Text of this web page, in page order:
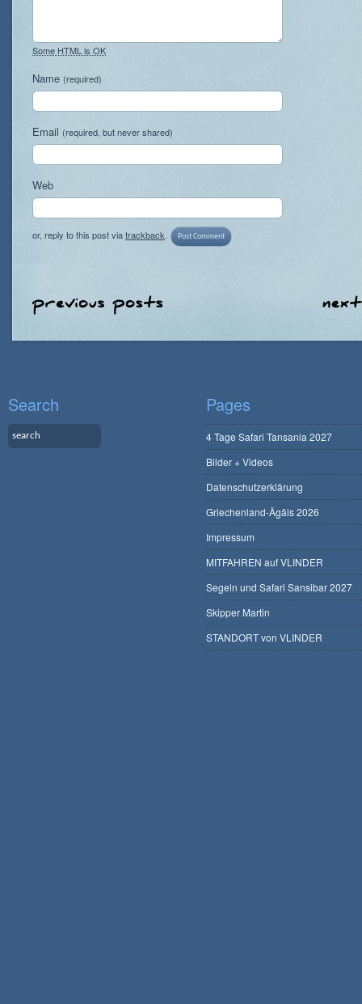
Some HTML is OK
Name (required)
Email (required, but never shared)
Web
or, reply to this post viatrackback
Search Pages
4 Tage Safari Tansania 2027
Bilder + Videos
Datenschutzerklärung
Griechenland-Ägäis 2026
Impressum
MITFAHREN auf VLINDER
Segeln und Safari Sansibar 2027
Skipper Martin
STANDORT von VLINDER